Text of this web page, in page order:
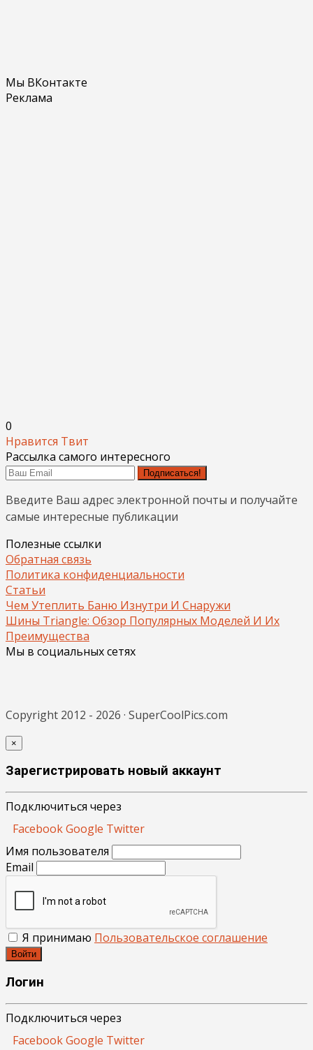
Мы ВКонтакте
Реклама
0
Нравится Твит
Рассылка самого интересного
Подписаться!
Введите Ваш адрес электронной почты и получайте
самые интересные публикации
Полезные ссылки
Обратная связь
Политика конфиденциальности
Статьи
Чем Утеплить Баню Изнутри И Снаружи
Шины Triangle: Обзор Популярных Моделей И Их
Преимущества
Мы в социальных сетях
Copyright 2012 - 2026 · SuperCoolPics.com
×
Зарегистрировать новый аккаунт
Подключиться через
FacebookGoogle Twitter
Имя пользователя
Email
Я принимаю Пользовательское соглашение
Войти
Логин
Подключиться через
FacebookGoogle Twitter